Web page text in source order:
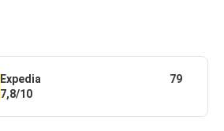
Expedia
7,8/10
79